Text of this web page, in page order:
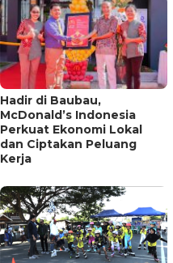
Hadir di Baubau,
McDonald’s Indonesia
Perkuat Ekonomi Lokal
dan Ciptakan Peluang
Kerja